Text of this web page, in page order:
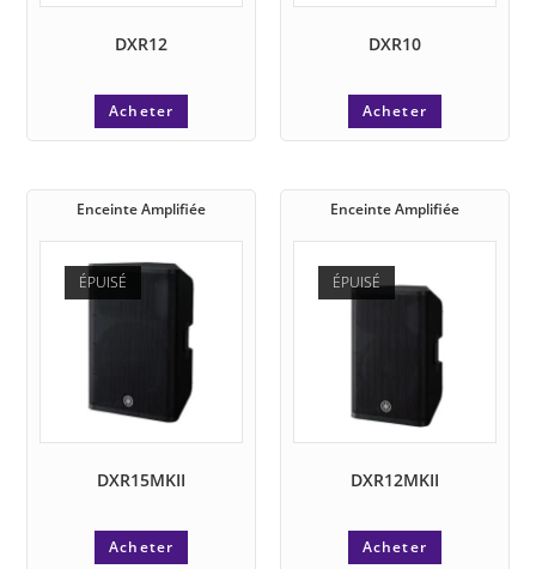
DXR12
Acheter
DXR10
Acheter
Enceinte Amplifiée
ÉPUISÉ
DXR15MKII
Acheter
Enceinte Amplifiée
ÉPUISÉ
DXR12MKII
Acheter